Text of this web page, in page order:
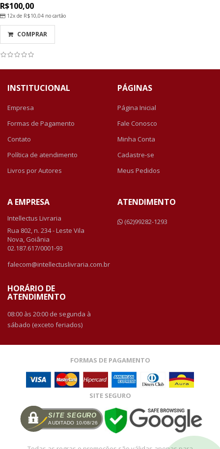
R$100,00
12x de R$10,04 no cartão
COMPRAR
INSTITUCIONAL
Empresa
Formas de Pagamento
Contato
Política de atendimento
Livros por Autores
PÁGINAS
Página Inicial
Fale Conosco
Minha Conta
Cadastre-se
Meus Pedidos
A EMPRESA
Intellectus Livraria
Rua 802, n. 234 - Leste Vila
Nova, Goiânia
02.187.617/0001-93
falecom@intellectuslivraria.com.br
HORÁRIO DE
ATENDIMENTO
08:00 às 20:00 de segunda à
sábado (exceto feriados)
ATENDIMENTO
(62)99282-1293
FORMAS DE PAGAMENTO
SITE SEGURO
SITE SEGURO
AUDITADO 10/08/26